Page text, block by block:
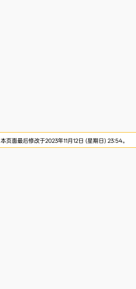
本页面最后修改于2023年11月12日 (星期日) 23:54。